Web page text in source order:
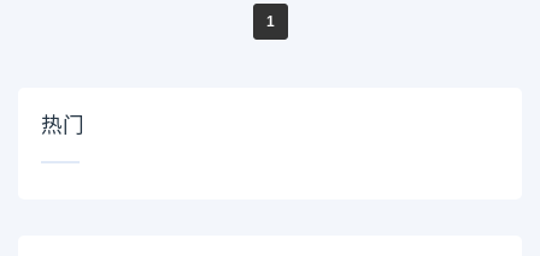
1
热门